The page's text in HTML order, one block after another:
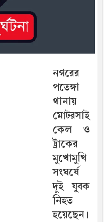
নগরের
পতেঙ্গা
থানায়
মোটরসাই
কেল ও
ট্রাকের
মুখোমুখি
সংঘর্ষে
দুই যুবক
নিহত
হয়েছেন।